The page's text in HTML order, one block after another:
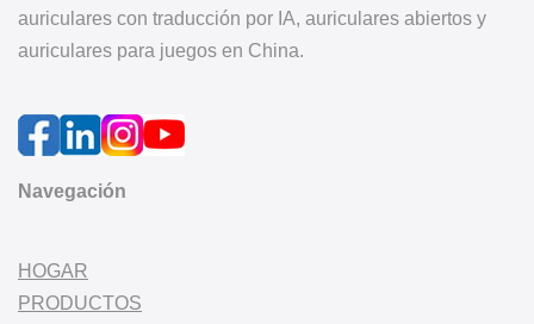
auriculares con traducción por IA, auriculares abiertos y
auriculares para juegos en China.
Navegación
HOGAR
PRODUCTOS